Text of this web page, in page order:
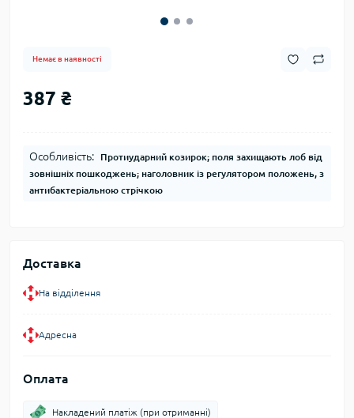
Немає в наявності
387 ₴
Особливість:
Протиударний козирок; поля захищають лоб від
зовнішніх пошкоджень; наголовник із регулятором положень, з
антибактеріальною стрічкою
Доставка
На відділення
Адресна
Оплата
Накладений платіж (при отриманні)